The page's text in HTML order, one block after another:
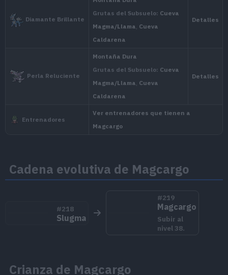
crecimiento
Experiencia
Medio
Nivel100
1.000.000
Ninguno
Escudo Magma
Gracias al magma candente que
ser congelado.
Armadura Frágil
Al recibir daño de un ataque
Cadena evolutiva de Magcargo
#218
Slugma
#219
Magcargo
Subir al
nivel 38.
Crianza de Magcargo